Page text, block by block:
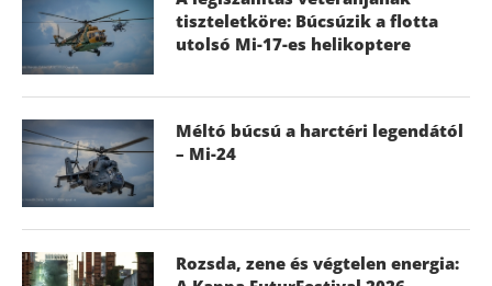
tiszteletköre: Búcsúzik a flotta
utolsó Mi-17-es helikoptere
Méltó búcsú a harctéri legendától
– Mi-24
Rozsda, zene és végtelen energia: